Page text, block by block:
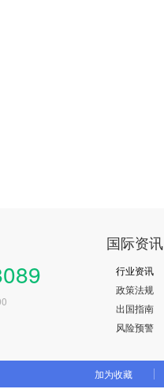
国际资讯
行业资讯
政策法规
出国指南
风险预警
加为收藏